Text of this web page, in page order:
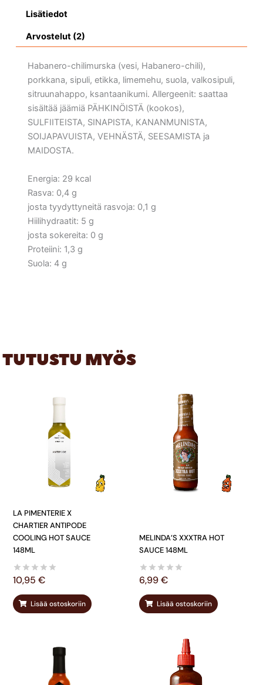
Lisätiedot
Arvostelut (2)
Habanero-chilimurska (vesi, Habanero-chili),
porkkana, sipuli, etikka, limemehu, suola, valkosipuli,
sitruunahappo, ksantaanikumi. Allergeenit: saattaa
sisältää jäämiä PÄHKINÖISTÄ (kookos),
SULFIITEISTA, SINAPISTA, KANANMUNISTA,
SOIJAPAVUISTA, VEHNÄSTÄ, SEESAMISTA ja
MAIDOSTA.
Energia: 29 kcal
Rasva: 0,4 g
josta tyydyttyneitä rasvoja: 0,1 g
Hiilihydraatit: 5 g
josta sokereita: 0 g
Proteiini: 1,3 g
Suola: 4 g
TUTUSTU MYÖS
LA PIMENTERIE X
CHARTIER ANTIPODE
COOLING HOT SAUCE
148ML
10,95 €
Lisää ostoskoriin
MELINDA’S XXXTRA HOT
SAUCE 148ML
6,99€
Lisää ostoskoriin